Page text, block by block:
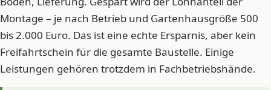
Montage – je nach Betrieb und Gartenhausgröße 500
bis 2.000 Euro. Das ist eine echte Ersparnis, aber kein
Freifahrtschein für die gesamte Baustelle. Einige
Leistungen gehören trotzdem in Fachbetriebshände.